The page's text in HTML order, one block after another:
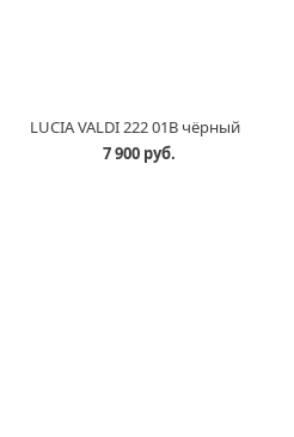
LUCIA VALDI 222 01B чёрный
7 900 руб.